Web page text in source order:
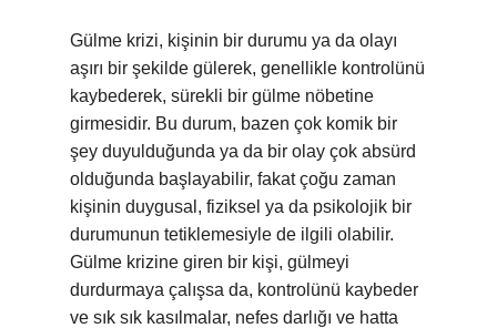
Gülme krizi, kişinin bir durumu ya da olayı
aşırı bir şekilde gülerek, genellikle kontrolünü
kaybederek, sürekli bir gülme nöbetine
girmesidir. Bu durum, bazen çok komik bir
şey duyulduğunda ya da bir olay çok absürd
olduğunda başlayabilir, fakat çoğu zaman
kişinin duygusal, fiziksel ya da psikolojik bir
durumunun tetiklemesiyle de ilgili olabilir.
Gülme krizine giren bir kişi, gülmeyi
durdurmaya çalışsa da, kontrolünü kaybeder
ve sık sık kasılmalar, nefes darlığı ve hatta